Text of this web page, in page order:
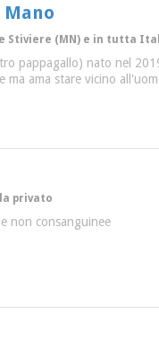
Mano
Stiviere (MN) e in tutta
pappagallo) nato nel
ama stare vicino
privato
non consanguinee